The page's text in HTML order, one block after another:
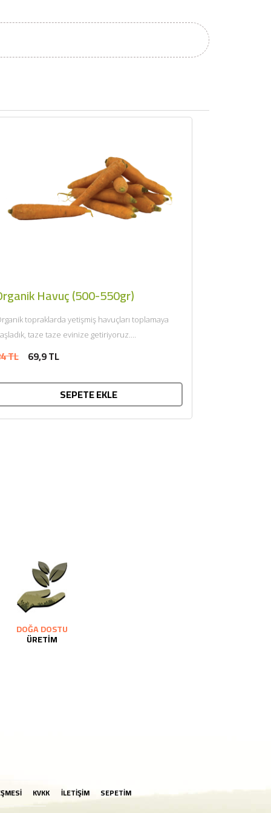
Havuç (500-550gr)
topraklarda yetişmiş havuçları toplamaya
taze taze evinize getiriyoruz....
TL 69,9 TL
SEPETE EKLE
DOĞA DOSTU
ÜRETİM
KVKK İLETİŞİM SEPETİM